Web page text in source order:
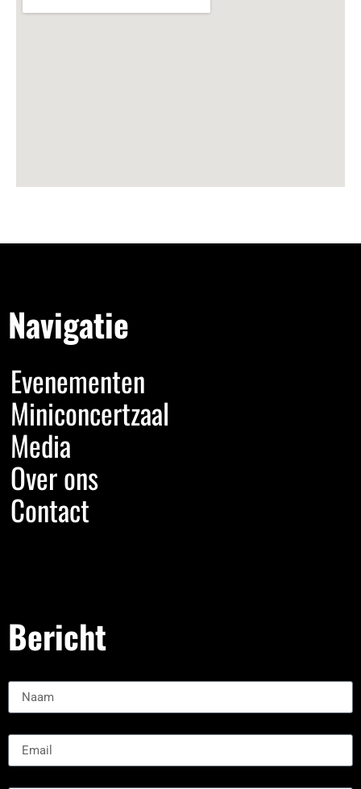
Navigatie
Evenementen
Miniconcertzaal
Media
Over ons
Contact
Bericht